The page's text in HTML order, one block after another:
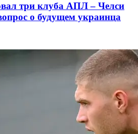
три клуба АПЛ – Челси
о будущем украинца